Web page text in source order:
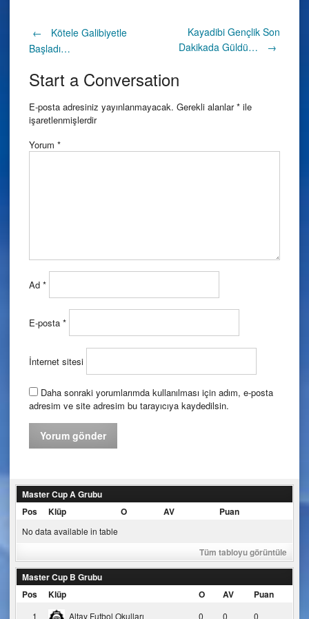
Post
navigation
←
Kötele Galibiyetle
Başladı…
Kayadibi Gençlik Son
Dakikada Güldü…
→
Start a Conversation
E-posta adresiniz yayınlanmayacak. Gerekli alanlar* ile
işaretlenmişlerdir
Yorum *
Ad *
E-posta *
İnternet sitesi
Daha sonraki yorumlarımda kullanılması için adım, e-posta
adresim ve site adresim bu tarayıcıya kaydedilsin.
Master Cup A Grubu
Pos
Klüp O AV Puan
No data available in table
Tüm tabloyu görüntüle
Master Cup B Grubu
Pos
Klüp O AV Puan
1 Altay Futbol Okulları 0 0 0